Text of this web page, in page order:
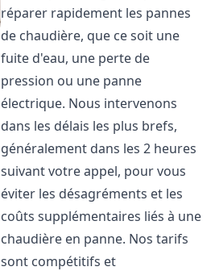
réparer rapidement les pannes
de chaudière, que ce soit une
fuite d'eau, une perte de
pression ou une panne
électrique. Nous intervenons
dans les délais les plus brefs,
généralement dans les 2 heures
suivant votre appel, pour vous
éviter les désagréments et les
coûts supplémentaires liés à une
chaudière en panne. Nos tarifs
sont compétitifs et